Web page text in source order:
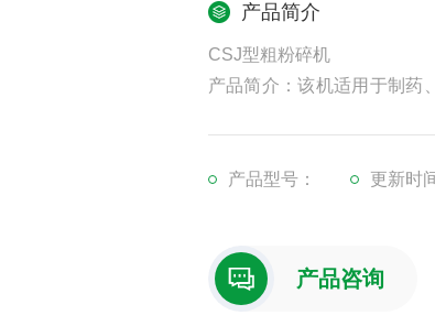
产品简介
CSJ型粗粉碎机
产品简介：该机适用于制药
产品型号： 更新时
产品咨询